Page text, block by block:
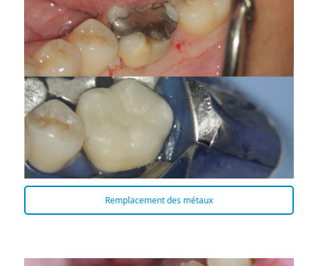
Remplacement des métaux